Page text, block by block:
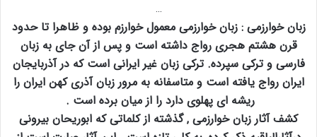
…
زبان خوارزمی : زبان خوارزمی معمول خوارزم بوده و ظاهرا تا حدود
قرن هشتم هجری رواج داشته است و پس از آن جای به زبان
فارسی و ترکی سپرده. ترکی زبان غیر ایرانی است که در آذربایجان
ایران رواج یافته است و متاسفانه به مرور زبان آذری کهن ایران را
ریشه ای پهلوی دارد را از میان برده است .
کشف آثار زبان خوارزمی ‚ گذشته از کلماتی که ابوریحان بیرونی